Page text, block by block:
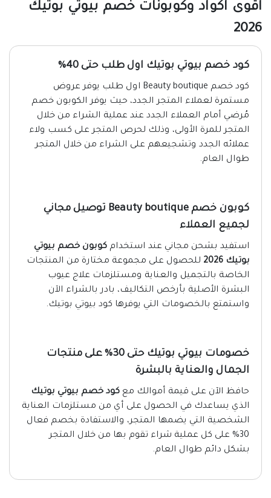
اقوى اكواد وكوبونات خصم بيوتي بوتيك
2026
كود خصم بيوتي بوتيك اول طلب حتى 40%
كود خصم Beauty boutique اول طلب يوفر عروض
مستمرة لعملاء المتجر الجدد، حيث يوفر الكوبون خصم
مُرضي أمام العملاء الجدد عند عملية الشراء من خلال
المتجر للمرة الأولى، وذلك لحرص المتجر على كسب ولاء
عملائه الجدد وتشجيعهم على الشراء من خلال المتجر
طوال العام.
كوبون خصم Beauty boutique توصيل مجاني
لجميع العملاء
استفيد بشحن مجاني عند استخدام كوبون خصم بيوتي
بوتيك 2026
للحصول على مجموعة مختارة من المنتجات
الخاصة بالتجميل والعناية ومستلزمات علاج عيوب
البشرة الأصلية بأرخص التكاليف، بادر بالشراء الآن
واستمتع بالخصومات التي يوفرها كود بيوتي بوتيك.
خصومات بيوتي بوتيك حتى 30% على منتجات
الجمال والعناية بالبشرة
حافظ الآن على قيمة أموالك مع كود خصم بيوتي بوتيك
الذي يساعدك في الحصول على أي من مستلزمات العناية
الشخصية التي يضمها المتجر، والاستفادة بخصم فعال
30% على كل عملية شراء تقوم بها من خلال المتجر
بشكل دائم طوال العام.